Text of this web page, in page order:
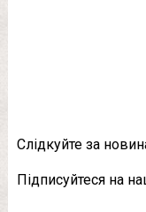
Слідкуйте за
Підписуйтеся на